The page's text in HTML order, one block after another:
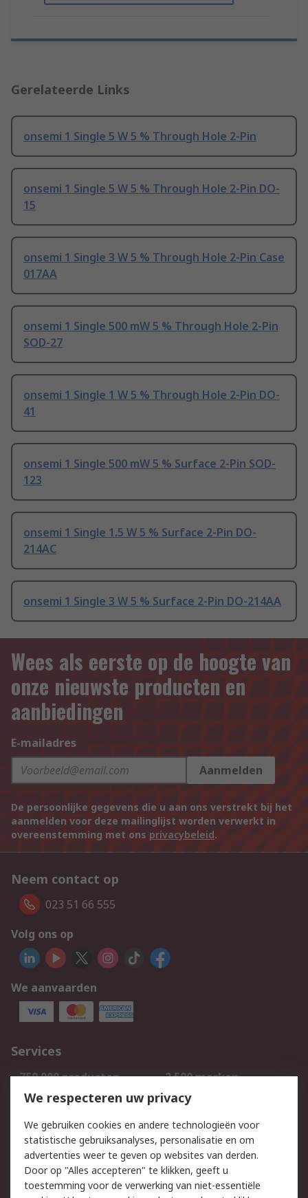
Gerelateerde Links
onsemi 1 Single 5 W 5 % Through Hole 2-Pin
onsemi 1 Single 5 W 5 % Through Hole 2-Pin DO-
15
onsemi 1 Single 3 W 5 % Through Hole 2-Pin Case
017AA
onsemi 1 Single 500 mW 5 % Through Hole 2-Pin
SOD-27
onsemi 1 Single 1 W 5 % Through Hole 2-Pin DO-
41
onsemi 1 Single 500 mW 5 % Surface 2-Pin SOD-
123
onsemi 1 Single 1.5 W 5 % Surface 2-Pin DO-
214AC
onsemi 1 Single 3 W 5 % Surface 2-Pin DO-214AA
Wees als eerste op de hoogte van
onze nieuwste producten en
aanbiedingen
E-mailadres
Aanmelden
De persoonlijke gegevens die u aan ons verstrekt bij het
aanmelden voor deze mailinglijst worden verwerkt in
overeenstemming met ons privacybeleid.
Neem contact op
023 51 66 555
Volg ons op
We aanvaarden
Services
750.000 producten
2.500 merken
Bestellen
Inkoopoplossingen
Track & Trace
Wettelijk
We respecteren uw privacy
We gebruiken cookies en andere technologieën voor
statistische gebruiksanalyses, personalisatie en om
advertenties weer te geven op websites van derden.
Door op "Alles accepteren" te klikken, geeft u
toestemming voor de verwerking van niet-essentiële